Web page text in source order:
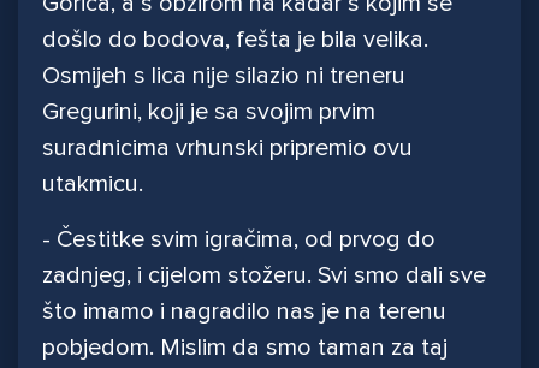
došlo do bodova, fešta je bila velika.
Osmijeh s lica nije silazio ni treneru
Gregurini, koji je sa svojim prvim
suradnicima vrhunski pripremio ovu
utakmicu.
- Čestitke svim igračima, od prvog do
zadnjeg, i cijelom stožeru. Svi smo dali sve
što imamo i nagradilo nas je na terenu
pobjedom. Mislim da smo taman za taj